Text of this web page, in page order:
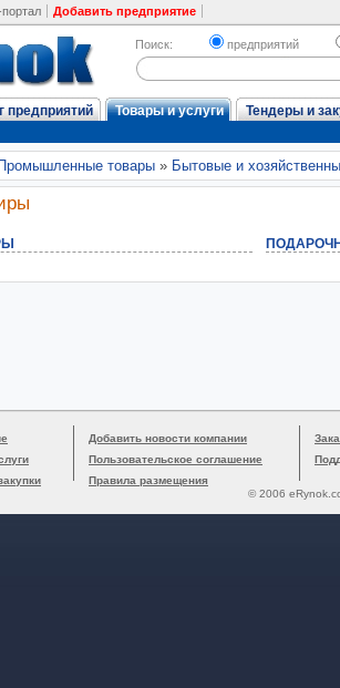
Добавить предприятие
Поиск: предприятий
предприятий Товары и услуги Тендеры и
Промышленные товары » Бытовые и
Добавить новости компании
Пользовательское соглашение
Правила размещения
© 2006